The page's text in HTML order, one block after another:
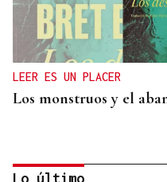
LEER ES UN PLACER
Los monstruos y el